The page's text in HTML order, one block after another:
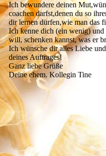
Ich bewundere deinen
coachen darfst,denen du so
dir lernen dürfen,wie man das
Ich kenne dich (ein wenig) und
will, schenken kannst, was er
Ich wünsche dir alles Liebe
deines Auftrages!
Ganz liebe Grüße
Deine ehem. Kollegin Tine